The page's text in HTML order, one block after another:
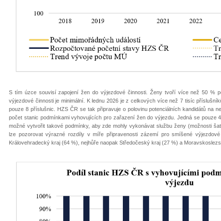
S tím úzce souvisí zapojení žen do výjezdové činnosti. Ženy tvoří více než 50 %
výjezdové činnosti je minimální. K lednu 2026 je z celkových více než 7 tisíc
pouze 8 příslušnic. HZS ČR se tak připravuje o polovinu potenciálních kandidátů na
počet stanic podmínkami vyhovujících pro zařazení žen do výjezdu. Jedná se pouze
možné vytvořit takové podmínky, aby zde mohly vykonávat službu ženy (možnosti
lze pozorovat výrazné rozdíly v míře připravenosti zázemí pro smíšené
Královehradecký kraj (64 %), nejhůře naopak Středočeský kraj (27 %) a